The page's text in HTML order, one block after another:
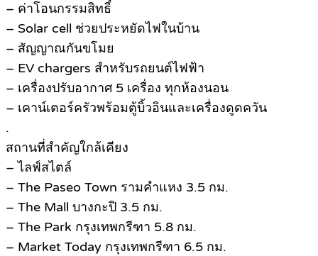
– ค่าโอนกรรมสิทธิ์
– Solar cell ช่วยประหยัดไฟในบ้าน
– สัญญาณกันขโมย
– EV chargers สำหรับรถยนต์ไฟฟ้า
– เครื่องปรับอากาศ 5 เครื่อง ทุกห้องนอน
– เคาน์เตอร์ครัวพร้อมตู้บิ้วอินและเครื่องดูดควัน
.
สถานที่สำคัญใกล้เคียง
– ไลฟ์สไตล์
– The Paseo Town รามคำแหง 3.5 กม.
– The Mall บางกะปิ 3.5 กม.
– The Park กรุงเทพกรีฑา 5.8 กม.
– Market Today กรุงเทพกรีฑา 6.5 กม.